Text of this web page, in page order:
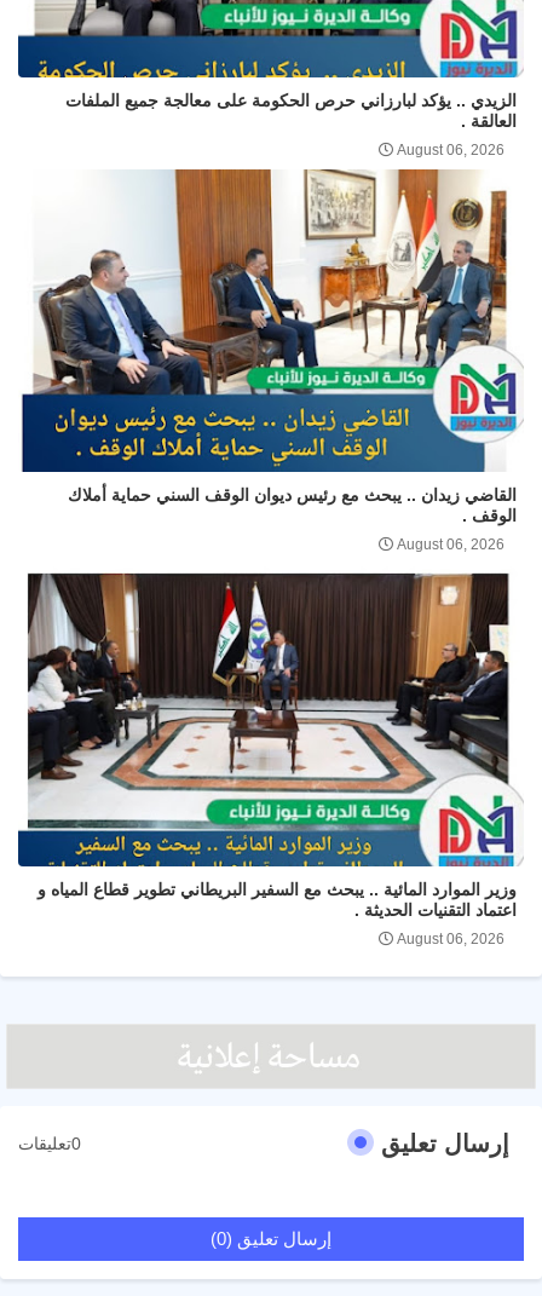
الزيدي .. يؤكد لبارزاني حرص الحكومة على معالجة جميع الملفات
العالقة .
August 06, 2026
القاضي زيدان .. يبحث مع رئيس ديوان الوقف السني حماية أملاك
الوقف .
August 06, 2026
وزير الموارد المائية .. يبحث مع السفير البريطاني تطوير قطاع المياه و
اعتماد التقنيات الحديثة .
August 06, 2026
إرسال تعليق 0تعليقات
إرسال تعليق (0)